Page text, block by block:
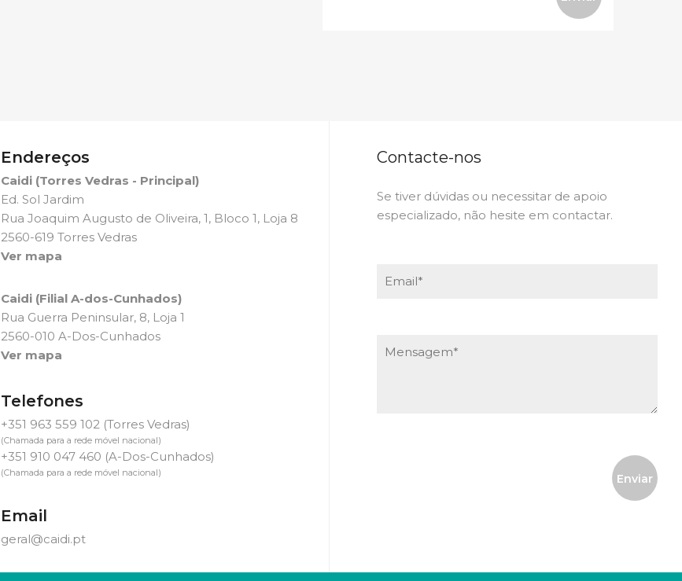
Endereços
Caidi (Torres Vedras - Principal)
Ed. Sol Jardim
Rua Joaquim Augusto de Oliveira, 1, Bloco 1, Loja 8
2560-619 Torres Vedras
Ver mapa
Caidi (Filial A-dos-Cunhados)
Rua Guerra Peninsular, 8, Loja 1
2560-010 A-Dos-Cunhados
Ver mapa
Telefones
+351 963 559 102(Torres Vedras)
(Chamada para a rede móvel nacional)
+351 910 047 460 (A-Dos-Cunhados)
(Chamada para a rede móvel nacional)
Email
geral@caidi.pt
Contacte-nos
Se tiver dúvidas ou necessitar de apoio
especializado, não hesite em contactar.